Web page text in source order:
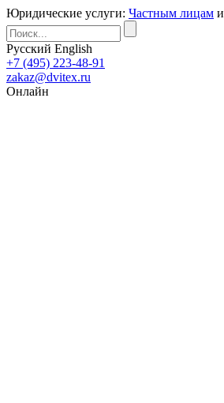
Юридические услуги: Частным лицам и
Русский English
+7 (495) 223-48-91
zakaz@dvitex.ru
Онлайн